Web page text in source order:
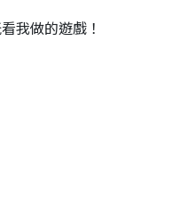
我做的遊戲！